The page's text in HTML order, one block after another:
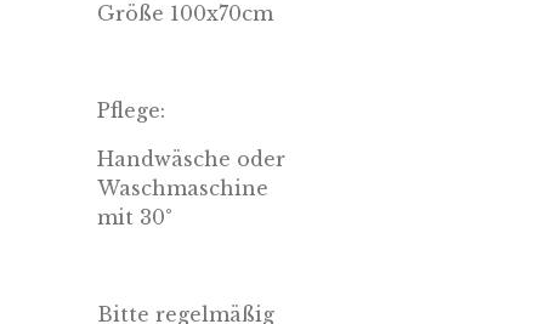
Größe 100x70cm
Pflege:
Handwäsche oder
Waschmaschine
mit 30°
Bitte regelmäßig